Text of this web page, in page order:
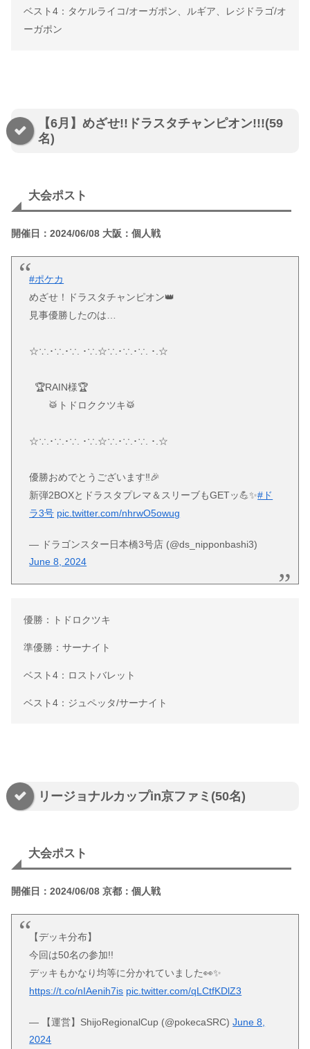
ベスト4：タケルライコ/オーガポン、ルギア、レジドラゴ/オ
ーガポン
【6月】めざせ!!ドラスタチャンピオン!!!(59
名)
大会ポスト
開催日：2024/06/08 大阪：個人戦
#ポケカ
めざせ！ドラスタチャンピオン👑
見事優勝したのは…
☆∵.･∵.･∵. ･∵.☆∵.･∵.･∵. ･.☆
🏆RAIN様🏆
🥁トドロククツキ🥁
☆∵.･∵.･∵. ･∵.☆∵.･∵.･∵. ･.☆
優勝おめでとうございます‼️🎉
新弾2BOXとドラスタプレマ＆スリーブもGETッ💪✨#ド
ラ3号 pic.twitter.com/nhrwO5owug
— ドラゴンスター日本橋3号店 (@ds_nipponbashi3)
June 8, 2024
優勝：トドロクツキ
準優勝：サーナイト
ベスト4：ロストバレット
ベスト4：ジュペッタ/サーナイト
リージョナルカップin京ファミ(50名)
大会ポスト
開催日：2024/06/08 京都：個人戦
【デッキ分布】
今回は50名の参加!!
デッキもかなり均等に分かれていました👀✨
https://t.co/nIAenih7is pic.twitter.com/qLCtfKDlZ3
— 【運営】ShijoRegionalCup (@pokecaSRC)June 8,
2024